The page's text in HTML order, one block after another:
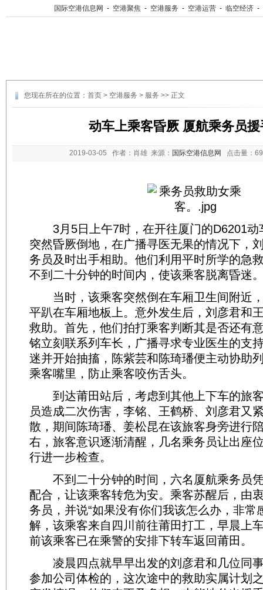
国际空港信息网 - 空港聚焦 - 空港服务 - 空港运营 - 临空经济 -
您现在所在的位置： 首页 > 空港服务 > 服务 >> 正文
动车上乘客昏厥 厦航乘务员
2019-03-05 作者：肖雄 来源： 国际空港信息网 点击量：
3月5日上午7时，在开往厦门的D6201动
突然昏厥倒地，在广播寻医无果的情况下，
务员及时出手相助。他们利用平时所学的急
不到二十分钟的时间内，使该乘客脱离昏迷
当时，该乘客突然倒在车厢卫生间附近
平趴在车厢地板上。意外发生后，刘彦君和
救助。首先，他们拍打乘客判断其是否还有
铭立刻联系列车长，广播寻求专业医生的支
迷并开始抽搐，陈紫芸和陈琦璠便主动协助
乘客嘴里，防止乘客咬伤舌头。
到达莆田站后，考虑到其他上下车的旅
员造成二次伤害，李铭、王鹤桥、刘彦君又
散，期间陈琦璠、姜松昆在该旅客身旁进行
右，旅客意识逐渐清醒，几名乘务员让出座
行进一步检查。
不到二十分钟的时间，六名厦航乘务员
配合，让该乘客转危为安。乘客苏醒后，由
务员，并说“如果没有你们我该怎么办，非常
解，该乘客来自四川前往莆田打工，早晨上
前该乘客已在乘警的安排下转车返回莆田。
凌晨四点就早早出发的刘彦君和几位同
参加公司体检的，这次途中的救助实属计划